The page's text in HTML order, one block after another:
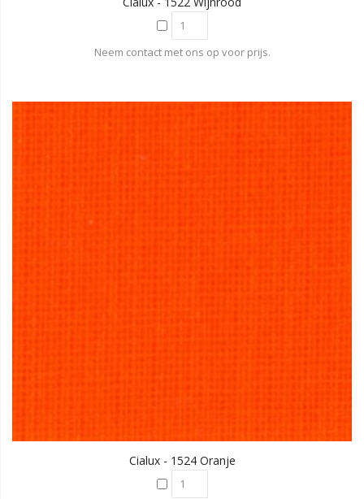
Neem contact met ons op voor prijs.
Cialux - 1524 Oranje